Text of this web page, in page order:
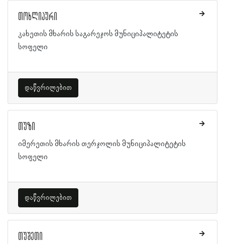
თოხლიაური
კახეთის მხარის საგარეჯოს მუნიციპალიტეტის
სოფელი
დაწვრილებით
თუზი
იმერეთის მხარის თერჯოლის მუნიციპალიტეტის
სოფელი
დაწვრილებით
თუშეთი